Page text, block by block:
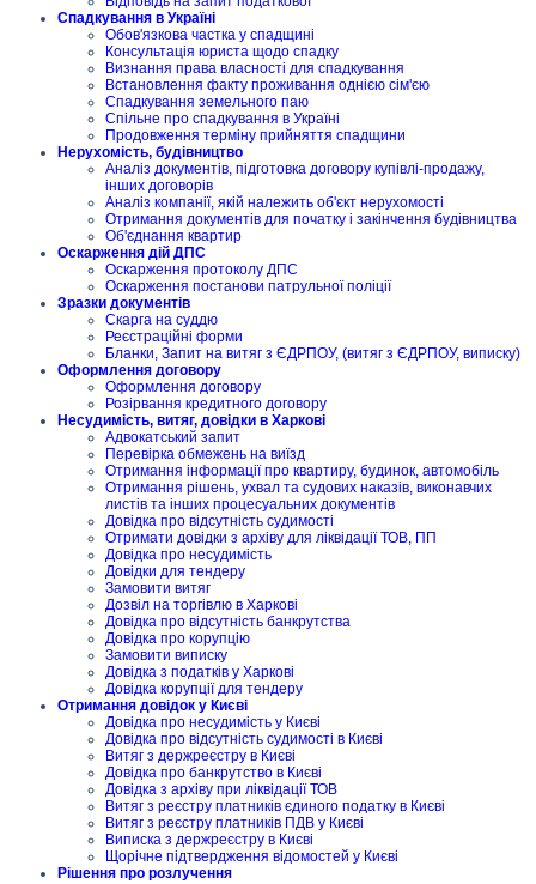
Спадкування в Україні
Обов'язкова частка у спадщині
Консультація юриста щодо спадку
Визнання права власності для спадкування
Встановлення факту проживання однією сім'єю
Спадкування земельного паю
Спільне про спадкування в Україні
Продовження терміну прийняття спадщини
Нерухомість, будівництво
Аналіз документів, підготовка договору купівлі-продажу,
інших договорів
Аналіз компанії, якій належить об'єкт нерухомості
Отримання документів для початку і закінчення будівництва
Об'єднання квартир
Оскарження дій ДПС
Оскарження протоколу ДПС
Оскарження постанови патрульної поліції
Зразки документів
Скарга на суддю
Реєстраційні форми
Бланки, Запит на витяг з ЄДРПОУ, (витяг з ЄДРПОУ, виписку)
Оформлення договору
Оформлення договору
Розірвання кредитного договору
Несудимість, витяг, довідки в Харкові
Адвокатський запит
Перевірка обмежень на виїзд
Отримання інформації про квартиру, будинок, автомобіль
Отримання рішень, ухвал та судових наказів, виконавчих
листів та інших процесуальних документів
Довідка про відсутність судимості
Отримати довідки з архіву для ліквідації ТОВ, ПП
Довідка про несудимість
Довідки для тендеру
Замовити витяг
Дозвіл на торгівлю в Харкові
Довідка про відсутність банкрутства
Довідка про корупцію
Замовити виписку
Довідка з податків у Харкові
Довідка корупції для тендеру
Отримання довідок у Києві
Довідка про несудимість у Києві
Довідка про відсутність судимості в Києві
Витяг з держреєстру в Києві
Довідка про банкрутство в Києві
Довідка з архіву при ліквідації ТОВ
Витяг з реєстру платників єдиного податку в Києві
Витяг з реєстру платників ПДВ у Києві
Виписка з держреєстру в Києві
Щорічне підтвердження відомостей у Києві
Рішення про розлучення